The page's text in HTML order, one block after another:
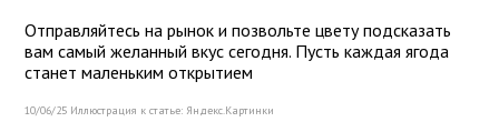
Отправляйтесь на рынок и позвольте цвету подсказать
вам самый желанный вкус сегодня. Пусть каждая ягода
станет маленьким открытием
10/06/25 Иллюстрация к статье: Яндекс.Картинки